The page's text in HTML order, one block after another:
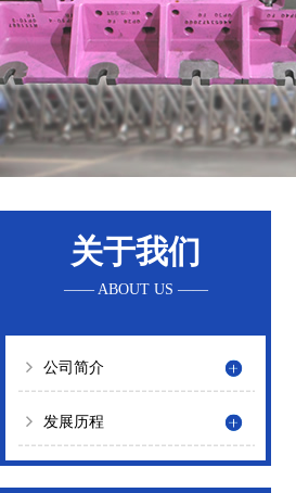
关于我们
—— ABOUT US ——
公司简介
发展历程